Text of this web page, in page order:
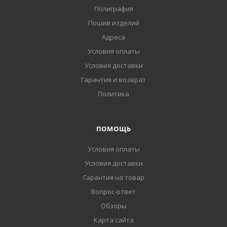
Полиграфия
Пошив изделий
Адреса
Условия оплаты
Условия доставки
Гарантия и возврат
Политика
ПОМОЩЬ
Условия оплаты
Условия доставки
Гарантия на товар
Вопрос-ответ
Обзоры
Карта сайта